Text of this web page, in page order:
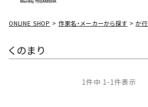
ONLINE SHOP 作家名・メーカーから探す か行
くのまり
1件中 1 -1件表示